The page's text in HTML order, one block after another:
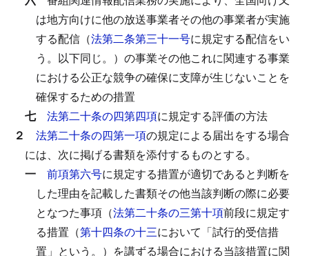
は地方向けに他の放送事業者その他の事業者が実施
する配信（法第二条第三十一号に規定する配信をい
う。以下同じ。）の事業その他これに関連する事業
における公正な競争の確保に支障が生じないことを
確保するための措置
七
法第二十条の四第四項に規定する評価の方法
２
法第二十条の四第一項の規定による届出をする場合
には、次に掲げる書類を添付するものとする。
一
前項第六号に規定する措置が適切であると判断を
した理由を記載した書類その他当該判断の際に必要
となつた事項（法第二十条の三第十項前段に規定す
る措置（第十四条の十三において「試行的受信措
置」という。）を講ずる場合における当該措置に関